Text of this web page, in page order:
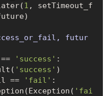
1 , setTimeout_f
futur
'success' :
'success' )
== 'fail' :
'fai